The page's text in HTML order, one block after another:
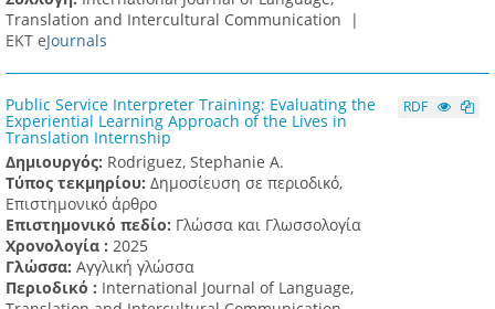
Translation and Intercultural Communication |
ΕΚΤ eJournals
Public Service Interpreter Training: Evaluating the
Experiential Learning Approach of the Lives in
Translation Internship
Δημιουργός: Rodriguez, Stephanie A.
Τύπος τεκμηρίου: Δημοσίευση σε περιοδικό,
Επιστημονικό άρθρο
Επιστημονικό πεδίο: Γλώσσα και Γλωσσολογία
Χρονολογία : 2025
Γλώσσα: Αγγλική γλώσσα
Περιοδικό : International Journal of Language,
RDF